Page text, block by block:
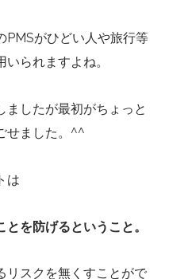
PMSがひどい人や旅行等
られますよね。
ましたが最初がちょっと
せました。^^
は
を防げるということ。
リスクを無くすことがで